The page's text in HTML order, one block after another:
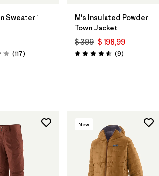
Sweater™
4.2 / 5
(117Comentarios
)
M's Insulated Powder
Town Jacket
$ 399 $ 198,99
Valoración: 4.6 / 5
(9Comentarios
)
New